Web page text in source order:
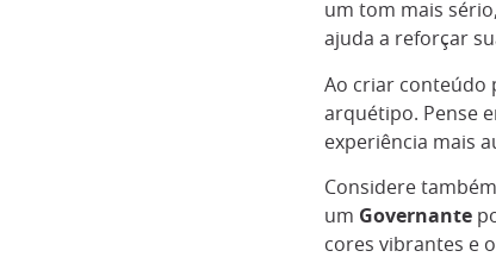
um tom mais
ajuda a reforçar
Ao criar conteúdo
arquétipo. Pense
experiência mais
Considere
um Governante
cores vibrantes e